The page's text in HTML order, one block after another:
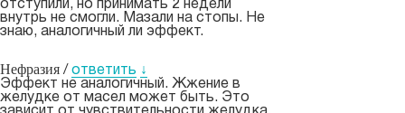
отступили, но принимать 2 недели
внутрь не смогли. Мазали на стопы. Не
знаю, аналогичный ли эффект.
Нефразия / ответить ↓
Эффект не аналогичный. Жжение в
желудке от масел может быть. Это